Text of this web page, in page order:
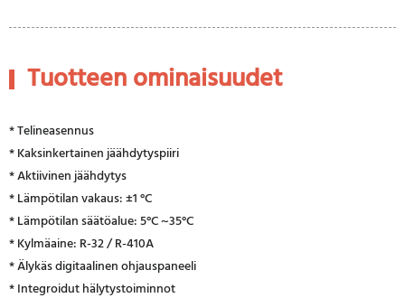
Tuotteen ominaisuudet
* Telineasennus
* Kaksinkertainen jäähdytyspiiri
* Aktiivinen jäähdytys
* Lämpötilan vakaus: ±1 °C
* Lämpötilan säätöalue: 5°C ~35°C
* Kylmäaine: R-32 / R-410A
* Älykäs digitaalinen ohjauspaneeli
* Integroidut hälytystoiminnot